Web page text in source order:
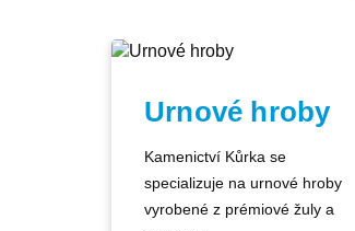
Urnové hroby
Kamenictví Kůrka se
specializuje na urnové hroby
vyrobené z prémiové žuly a